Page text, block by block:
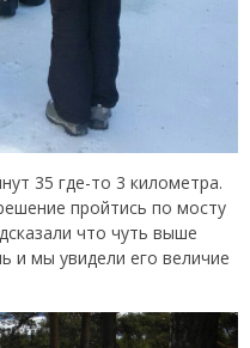
35 где-то 3 километра.
пройтись по мосту
что чуть выше
и мы увидели его величие